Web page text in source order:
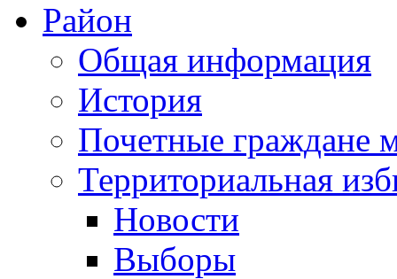
Район
Общая информация
История
Почетные граждане
Территориальная
Новости
Выборы